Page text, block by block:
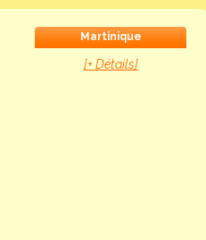
Martinique
[+ Détails]